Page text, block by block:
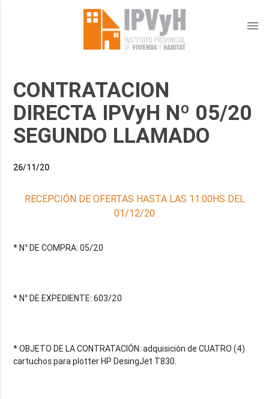
menu
CONTRATACION
DIRECTA IPVyH Nº 05/20
SEGUNDO LLAMADO
26/11/20
RECEPCIÓN DE OFERTAS HASTA LAS 11:00HS DEL
01/12/20
* N° DE COMPRA: 05/20
* N° DE EXPEDIENTE: 603/20
* OBJETO DE LA CONTRATACIÓN: adquisición de CUATRO (4)
cartuchos para plotter HP DesingJet T830.